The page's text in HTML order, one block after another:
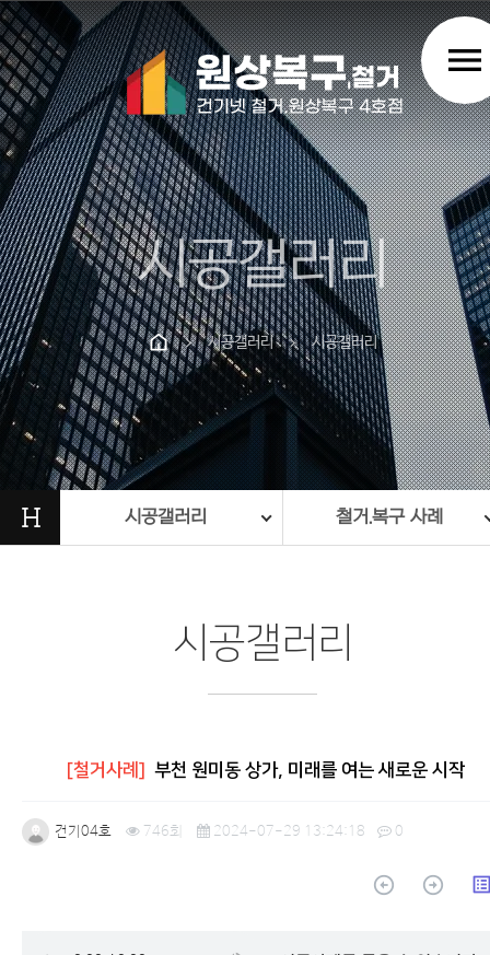
menu
시공갤러리
chevron_right 시공갤러리 chevron_right 시공갤러리
H 시공갤러리 철거.복구 사례
시공갤러리
[철거사례] 부천 원미동 상가, 미래를 여는 새로운 시작
건기04호 746회 2024-07-29 13:24:18 0
arrow_circle_up arrow_circle_up